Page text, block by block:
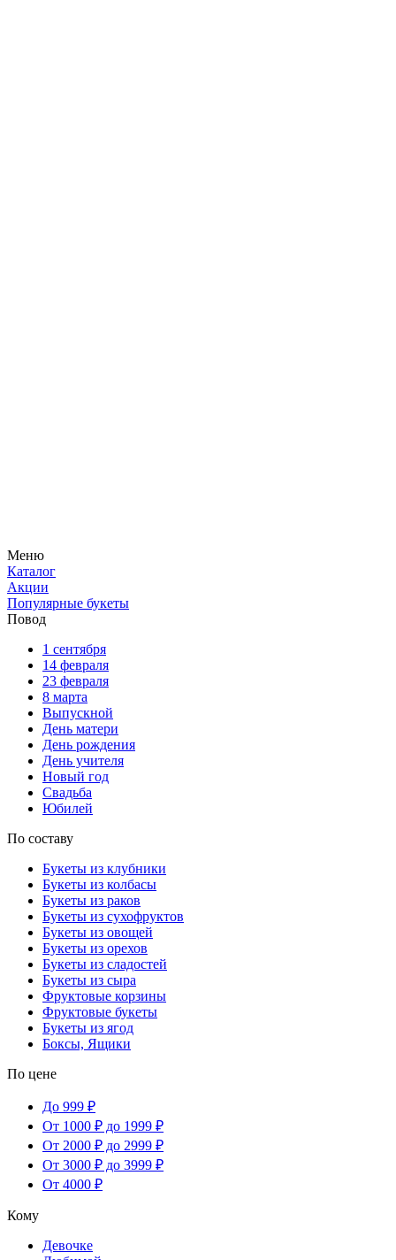
Меню
Каталог
Акции
Популярные букеты
Повод
1 сентября
14 февраля
23 февраля
8 марта
Выпускной
День матери
День рождения
День учителя
Новый год
Свадьба
Юбилей
По составу
Букеты из клубники
Букеты из колбасы
Букеты из раков
Букеты из сухофруктов
Букеты из овощей
Букеты из орехов
Букеты из сладостей
Букеты из сыра
Фруктовые корзины
Фруктовые букеты
Букеты из ягод
Боксы, Ящики
По цене
До 999 ₽
От 1000 ₽ до 1999 ₽
От 2000 ₽ до 2999 ₽
От 3000 ₽ до 3999 ₽
От 4000 ₽
Кому
Девочке